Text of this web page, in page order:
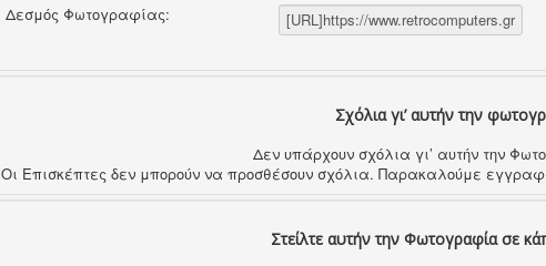
Δεσμός Φωτογραφίας:
Σχόλια γι’ αυτήν την
Δεν υπάρχουν σχόλια γι’ αυτήν την
Οι Επισκέπτες δεν μπορούν να προσθέσουν σχόλια. Παρακαλούμε
Στείλτε αυτήν την Φωτογραφία σε